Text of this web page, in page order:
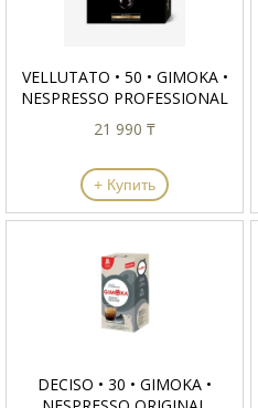
VELLUTATO • 50 • GIMOKA •
NESPRESSO PROFESSIONAL
21 990 ₸
+ Купить
DECISO • 30 • GIMOKA •